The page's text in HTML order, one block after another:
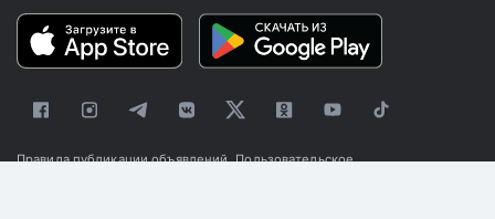
Правила публикации объявлений Пользовательское